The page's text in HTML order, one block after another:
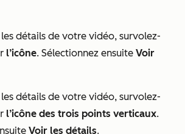
détails de votre vidéo, survolez-
l’icône. Sélectionnez ensuite Voir
détails de votre vidéo, survolez-
l’icône des trois points verticaux.
Voir les détails.